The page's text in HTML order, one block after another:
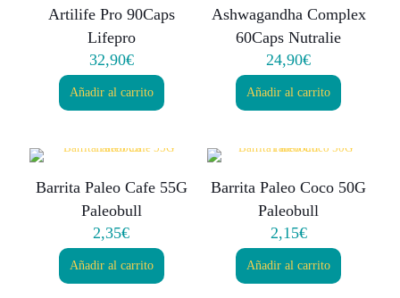
Artilife Pro 90Caps
Lifepro
32,90€
Añadir al carrito
Ashwagandha Complex
60Caps Nutralie
24,90€
Añadir al carrito
Barrita Paleo Cafe 55G
Paleobull
2,35€
Añadir al carrito
Barrita Paleo Coco 50G
Paleobull
2,15€
Añadir al carrito